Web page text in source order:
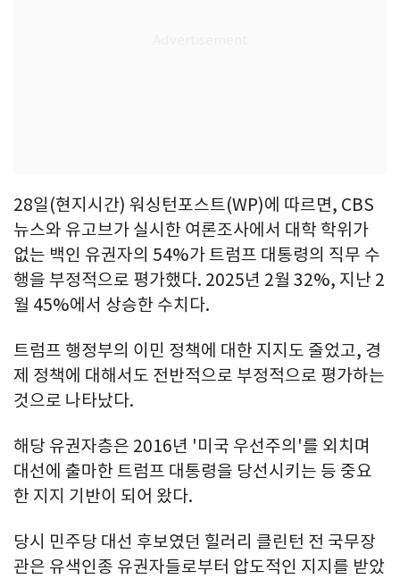
28일(현지시간) 워싱턴포스트(WP)에 따르면, CBS
뉴스와 유고브가 실시한 여론조사에서 대학 학위가
없는 백인 유권자의 54%가 트럼프 대통령의 직무 수
행을 부정적으로 평가했다. 2025년 2월 32%, 지난 2
월 45%에서 상승한 수치다.
트럼프 행정부의 이민 정책에 대한 지지도 줄었고, 경
제 정책에 대해서도 전반적으로 부정적으로 평가하는
것으로 나타났다.
해당 유권자층은 2016년 '미국 우선주의'를 외치며
대선에 출마한 트럼프 대통령을 당선시키는 등 중요
한 지지 기반이 되어 왔다.
당시 민주당 대선 후보였던 힐러리 클린턴 전 국무장
관은 유색인종 유권자들로부터 압도적인 지지를 받았